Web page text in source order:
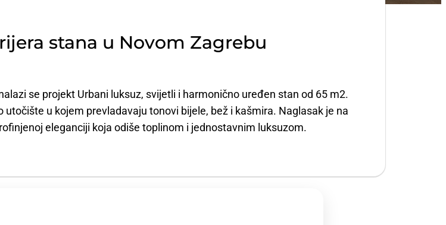
stana u Novom Zagrebu
se projekt Urbani luksuz, svijetli i harmonično uređen stan od 65 m2.
u kojem prevladavaju tonovi bijele, bež i kašmira. Naglasak je na
eleganciji koja odiše toplinom i jednostavnim luksuzom.